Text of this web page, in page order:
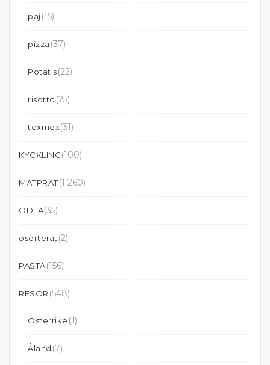
paj(15)
pizza (37)
Potatis(22)
risotto (25)
texmex(31)
KYCKLING(100)
MATPRAT(1 260)
ODLA(35)
osorterat(2)
PASTA(156)
RESOR (548)
Österrike (1)
Åland (7)